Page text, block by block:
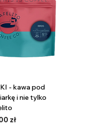
- kawa pod
i nie tylko
zł